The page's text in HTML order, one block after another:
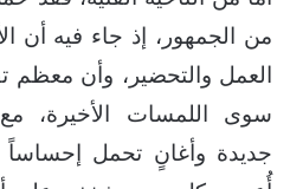
من الجمهور، إذ جاء فيه أن
العمل والتحضير، وأن معظم
سوى اللمسات الأخيرة،
جديدة وأغانٍ تحمل إحساساً